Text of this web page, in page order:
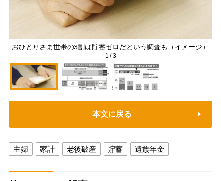
おひとりさま世帯の3割は貯蓄ゼロだという調査も（イメージ）
1 /3
本文に戻る
主婦 家計 老後破産 貯蓄 遺族年金